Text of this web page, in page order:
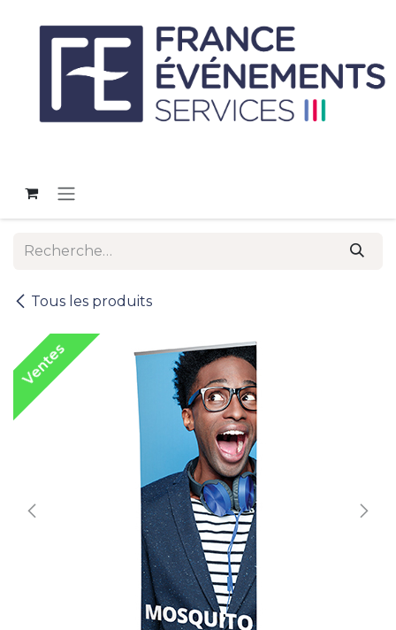
Tous les produits
Ventes